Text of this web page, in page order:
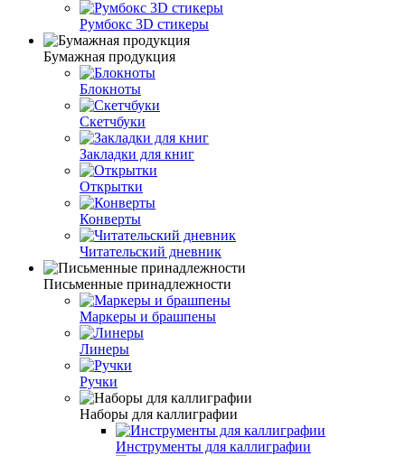
Румбокс 3D стикеры
Бумажная продукция
Блокноты
Скетчбуки
Закладки для книг
Открытки
Конверты
Читательский дневник
Письменные принадлежности
Маркеры и брашпены
Линеры
Ручки
Наборы для каллиграфии
Инструменты для каллиграфии